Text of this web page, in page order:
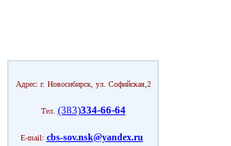
Адрес: г. Новосибирск, ул. Софийская,2
Тел. (383)334-66-64
E-mail: cbs-sov.nsk@yandex.ru